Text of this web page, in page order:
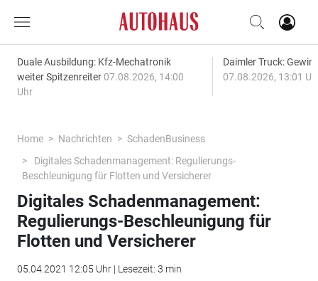
Duale Ausbildung: Kfz-Mechatronik
weiter Spitzenreiter 07.08.2026, 14:00
Uhr
Daimler Truck:
07.08.2026, 13:01
Home Nachrichten
SchadenBusiness
Digitales Schadenmanagement: Regulierungs-
Beschleunigung für Flotten und Versicherer
Digitales Schadenmanagement:
Regulierungs-Beschleunigung für
Flotten und Versicherer
05.04.2021 12:05 Uhr | Lesezeit: 3 min